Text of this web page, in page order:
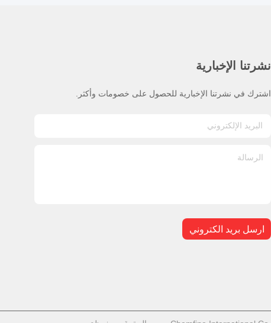
نشرتنا الإخبارية
اشترك في نشرتنا الإخبارية للحصول على خصومات وأكثر.
ارسل بريد الكتروني